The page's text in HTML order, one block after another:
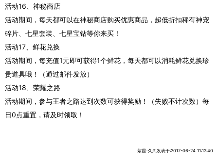
活动16、神秘商店
活动期间，每天都可以在神秘商店购买优惠商品，超低折扣稀有神宠
碎片、七星套装、七星宝钻等你来买！
活动17、鲜花兑换
活动期间，每充值1元即可获得1个鲜花，每天都可以消耗鲜花兑换珍
贵道具哦！（通过邮件发放）
活动18、荣耀之路
活动期间，参与王者之路达到次数可获得奖励！（失败不计次数）每
日0点重置，请及时领取！
紫霞-久久发表于:2017-06-24 11:12:40